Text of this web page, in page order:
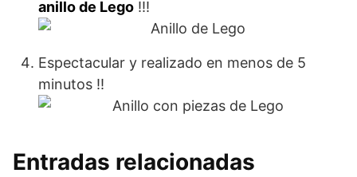
anillo de Lego !!!
Espectacular y realizado en menos de 5
minutos !!
Entradas relacionadas